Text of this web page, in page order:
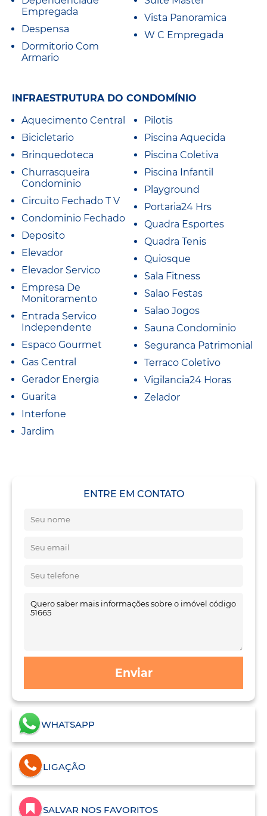
Empregada
Despensa
Dormitorio Com
Armario
Vista Panoramica
W C Empregada
INFRAESTRUTURA DO CONDOMÍNIO
Aquecimento Central
Bicicletario
Brinquedoteca
Churrasqueira
Condominio
Circuito Fechado T V
Condominio Fechado
Deposito
Elevador
Elevador Servico
Empresa De
Monitoramento
Entrada Servico
Independente
Espaco Gourmet
Gas Central
Gerador Energia
Guarita
Interfone
Jardim
Pilotis
Piscina Aquecida
Piscina Coletiva
Piscina Infantil
Playground
Portaria24 Hrs
Quadra Esportes
Quadra Tenis
Quiosque
Sala Fitness
Salao Festas
Salao Jogos
Sauna Condominio
Seguranca Patrimonial
Terraco Coletivo
Vigilancia24 Horas
Zelador
ENTRE EM CONTATO
Enviar
WHATSAPP
LIGAÇÃO
SALVAR NOS FAVORITOS